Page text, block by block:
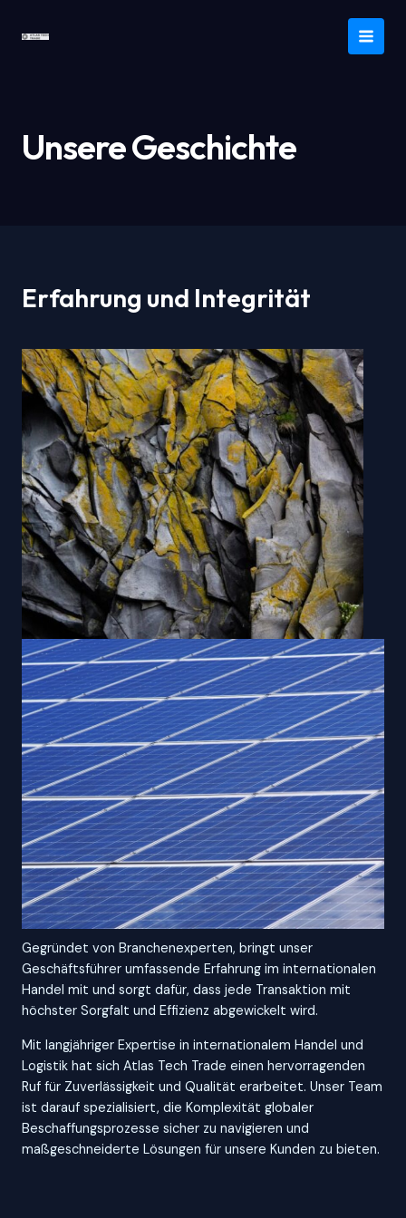
Inhalt
Unsere Geschichte
Erfahrung und Integrität
Gegründet von Branchenexperten, bringt unser
Geschäftsführer umfassende Erfahrung im internationalen
Handel mit und sorgt dafür, dass jede Transaktion mit
höchster Sorgfalt und Effizienz abgewickelt wird.
Mit langjähriger Expertise in internationalem Handel und
Logistik hat sich Atlas Tech Trade einen hervorragenden
Ruf für Zuverlässigkeit und Qualität erarbeitet. Unser Team
ist darauf spezialisiert, die Komplexität globaler
Beschaffungsprozesse sicher zu navigieren und
maßgeschneiderte Lösungen für unsere Kunden zu bieten.